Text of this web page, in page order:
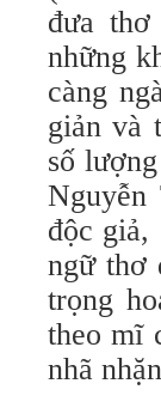
đưa
những
càng
giản và
số
độc giả,
ngữ thơ
trọng
theo mĩ
nhã